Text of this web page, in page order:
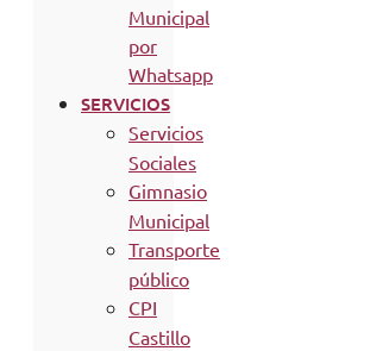
Municipal
por
Whatsapp
SERVICIOS
Servicios
Sociales
Gimnasio
Municipal
Transporte
público
CPI
Castillo